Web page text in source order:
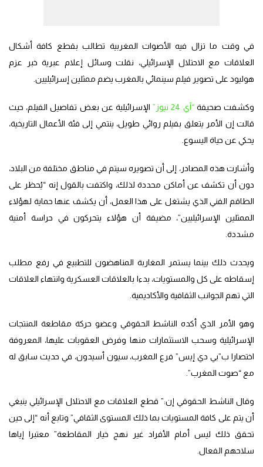
في وقت ما تزال فيه الأصوات المغربية تطالب بقطع كافة أشكال
العلاقات مع الاحتلال الإسرائيلي، نقلت وسائل إعلام عبرية خبر عزم
هوليود على تصوير فيلم سينمائي بالمغرب يضم ممثلين إسرائيليين.
وكشفت صحيفة“آي 24 نيوز”
الإسرائيلية عن بعض تفاصيل الفيلم، حيث
قالت إن الأمر يتعلق بفيلم روائي طويل، ينتمي إلى فئة الأعمال التاريخية،
يحكي عن حياة اليسوع.
وأشارت هذه المصادر، إلى أن تصويره سيتم في مناطق مختلفة من البلاد،
دون أن تكشف عن أماكن محددة لذلك، واكتفت بالقول إنه “يُحظر على
الطاقم الفني الذي يشتغل على هذا العمل، أن يكشف عنها حماية لهؤلاء
الممثلين الإسرائيليين”، مضيفة أن هؤلاء يتحركون في حراسة أمنية
مشددة.
ويحدث ذلك بينما يستمر المغاربة المناهضون للتطبيع في رفع مطلب
إسقاطه على كل والمستويات، بدءا بالعلاقات العسكرية وانتهاء العلاقات
التي تهم الجوانب الثقافية والأكاديمية.
وهو الأمر الذي أكده الناشط الحقوقي وعضو حركة مقاطعة المنتجات
الإسرائيلية وسحب الاستثمارات منها وفرض العقوبات عليها، المعروفة
اختصارا ب”بي دي إيس” فرع المغرب، سيون أسيدون، في حديث سابق له
مع “صوت المغرب”.
وقال الناشط الحقوقي إن:” قطع العلاقات مع الاحتلال الإسرائيلي ينبغي
أن يتم على كافة المستويات بما ذلك المستوى الثقافي” وتابع أنه “إلى حين
تحقق ذلك ليس أمام الأفراد غير نهج خيار المقاطعة” معتبرا إياها
سلاحهم الفعال.